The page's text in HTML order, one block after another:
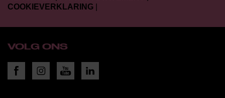
COOKIEVERKLARING
VOLG ONS